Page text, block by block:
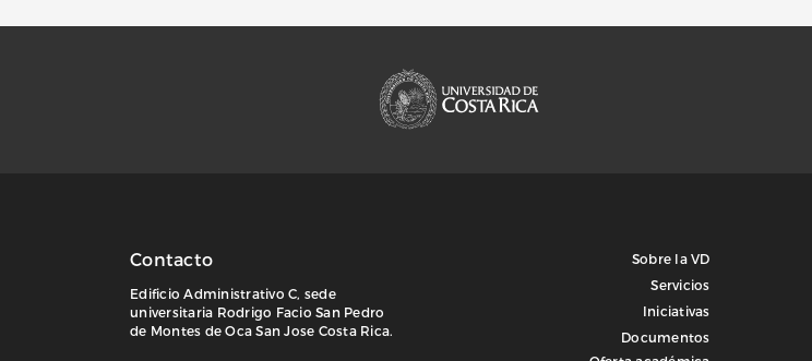
Contacto
Edificio Administrativo C, sede
universitaria Rodrigo Facio San Pedro
de Montes de Oca San Jose Costa Rica.
Sobre la VD
Servicios
Iniciativas
Documentos